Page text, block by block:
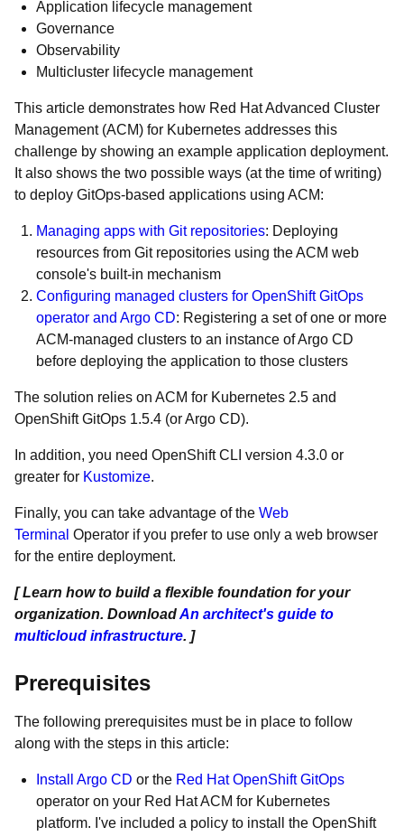
Application lifecycle management
Governance
Observability
Multicluster lifecycle management
This article demonstrates how Red Hat Advanced Cluster
Management (ACM) for Kubernetes addresses this
challenge by showing an example application deployment.
It also shows the two possible ways (at the time of writing)
to deploy GitOps-based applications using ACM:
Managing apps with Git repositories: Deploying
resources from Git repositories using the ACM web
console's built-in mechanism
Configuring managed clusters for OpenShift GitOps
operator and Argo CD: Registering a set of one or more
ACM-managed clusters to an instance of Argo CD
before deploying the application to those clusters
The solution relies on ACM for Kubernetes 2.5 and
OpenShift GitOps 1.5.4 (or Argo CD).
In addition, you need OpenShift CLI version 4.3.0 or
greater for Kustomize.
Finally, you can take advantage of the Web
Terminal Operator if you prefer to use only a web browser
for the entire deployment.
[ Learn how to build a flexible foundation for your
organization. DownloadAn architect's guide to
multicloud infrastructure. ]
Prerequisites
The following prerequisites must be in place to follow
along with the steps in this article:
Install Argo CD or the Red Hat OpenShift GitOps
operator on your Red Hat ACM for Kubernetes
platform. I've included a policy to install the OpenShift